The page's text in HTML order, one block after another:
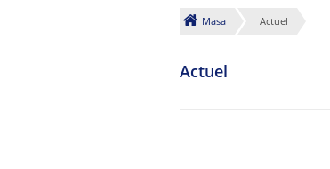
Masa Actuel
Actuel